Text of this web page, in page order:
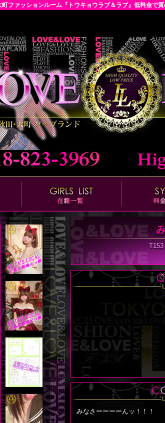
町ファッションルーム『トウキョウラブ＆ラブ』低料金で
T153
みなさーーーーんッ！！！